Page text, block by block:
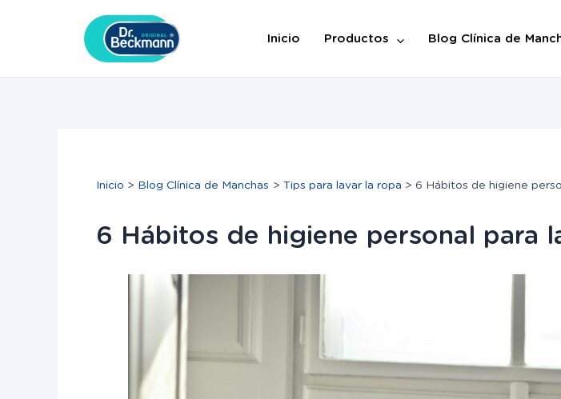
Inicio Productos Blog Clínica de
Inicio Blog Clínica de Manchas Tips para lavar la ropa 6 Hábitos de higiene
6 Hábitos de higiene personal para
de
entradas